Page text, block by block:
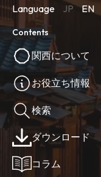
Language JP EN
Contents
関西について
お役立ち情報
検索
ダウンロード
コラム